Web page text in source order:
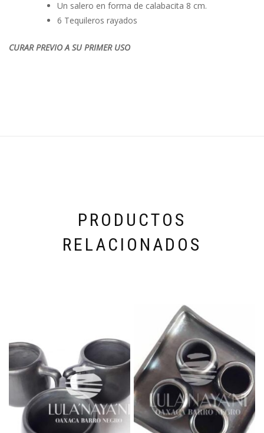
Un salero en forma de calabacita 8 cm.
6 Tequileros rayados
CURAR PREVIO A SU PRIMER USO
PRODUCTOS
RELACIONADOS